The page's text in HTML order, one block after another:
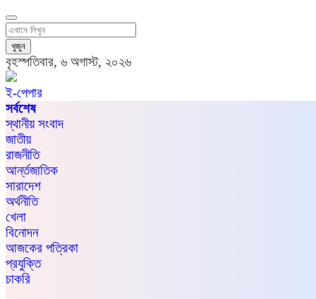
খুজুন
বৃহস্পতিবার, ৬ অগাস্ট, ২০২৬
ই-পেপার
সর্বশেষ
স্থানীয় সংবাদ
জাতীয়
রাজনীতি
আর্ন্তজাতিক
সারাদেশ
অর্থনীতি
খেলা
বিনোদন
আজকের পত্রিকা
প্রযুক্তি
চাকরি